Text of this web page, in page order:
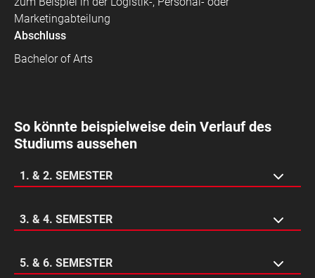
Marketingabteilung
Abschluss
Bachelor of Arts
So könnte beispielweise dein Verlauf des
Studiums aussehen
1. & 2. SEMESTER
HR
3. & 4. SEMESTER
Filialeinsatz
5. & 6. SEMESTER